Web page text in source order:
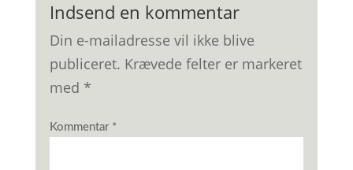
Indsend en kommentar
Din e-mailadresse vil ikke blive
publiceret. Krævede felter er markeret
med *
Kommentar *